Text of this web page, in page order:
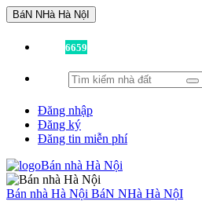
BáN NHà Hà NộI
6659
Đăng nhập
Đăng ký
Đăng tin miễn phí
Bán nhà Hà Nội BáN NHà Hà NộI